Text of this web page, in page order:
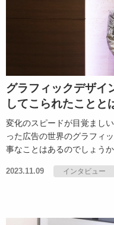
グラフィックデザイ
してこられたことと
変化のスピードが目覚まし
った広告の世界のグラフィ
事なことはあるのでしょう
2023.11.09 インタビュー